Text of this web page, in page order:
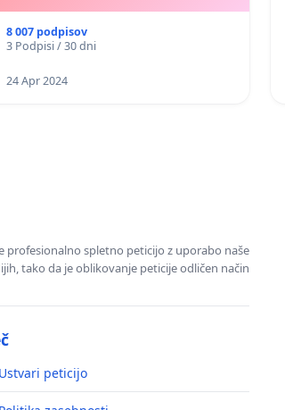
8 007 podpisov
3 Podpisi / 30 dni
24 Apr 2024
profesionalno spletno peticijo z uporabo naše
tako da je oblikovanje peticije odličen način
Ustvari peticijo